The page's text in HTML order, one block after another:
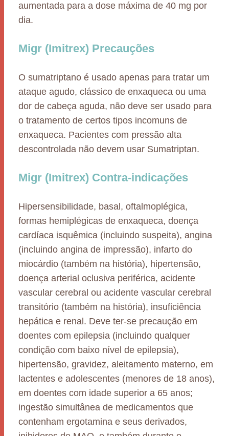
aumentada para a dose máxima de 40 mg por
dia.
Migr (Imitrex) Precauções
O sumatriptano é usado apenas para tratar um
ataque agudo, clássico de enxaqueca ou uma
dor de cabeça aguda, não deve ser usado para
o tratamento de certos tipos incomuns de
enxaqueca. Pacientes com pressão alta
descontrolada não devem usar Sumatriptan.
Migr (Imitrex) Contra-indicações
Hipersensibilidade, basal, oftalmoplégica,
formas hemiplégicas de enxaqueca, doença
cardíaca isquêmica (incluindo suspeita), angina
(incluindo angina de impressão), infarto do
miocárdio (também na história), hipertensão,
doença arterial oclusiva periférica, acidente
vascular cerebral ou acidente vascular cerebral
transitório (também na história), insuficiência
hepática e renal. Deve ter-se precaução em
doentes com epilepsia (incluindo qualquer
condição com baixo nível de epilepsia),
hipertensão, gravidez, aleitamento materno, em
lactentes e adolescentes (menores de 18 anos),
em doentes com idade superior a 65 anos;
ingestão simultânea de medicamentos que
contenham ergotamina e seus derivados,